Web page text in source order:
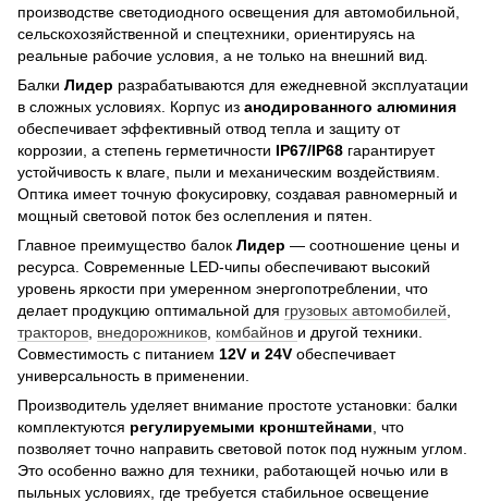
производстве светодиодного освещения для автомобильной,
сельскохозяйственной и спецтехники, ориентируясь на
реальные рабочие условия, а не только на внешний вид.
Балки Лидер разрабатываются для ежедневной эксплуатации
в сложных условиях. Корпус из анодированного алюминия
обеспечивает эффективный отвод тепла и защиту от
коррозии, а степень герметичности IP67/IP68 гарантирует
устойчивость к влаге, пыли и механическим воздействиям.
Оптика имеет точную фокусировку, создавая равномерный и
мощный световой поток без ослепления и пятен.
Главное преимущество балок Лидер — соотношение цены и
ресурса. Современные LED-чипы обеспечивают высокий
уровень яркости при умеренном энергопотреблении, что
делает продукцию оптимальной для грузовых автомобилей
тракторов внедорожников комбайнов и другой техники.
Совместимость с питанием 12V и 24V обеспечивает
универсальность в применении.
Производитель уделяет внимание простоте установки: балки
комплектуются регулируемыми кронштейнами , что
позволяет точно направить световой поток под нужным углом.
Это особенно важно для техники, работающей ночью или в
пыльных условиях, где требуется стабильное освещение